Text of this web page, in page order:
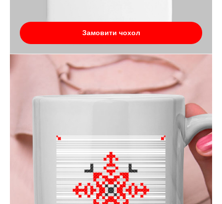
Замовити чохол